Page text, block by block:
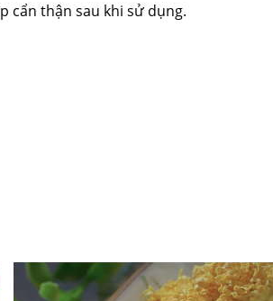
cẩn thận sau khi sử dụng.